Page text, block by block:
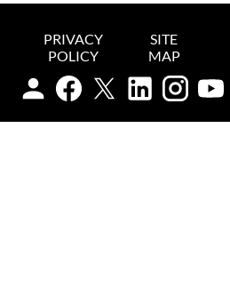
PRIVACY
POLICY
SITE
MAP